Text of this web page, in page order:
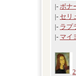
|- ボナ
|- セリ
|- ラプ
|- マイ